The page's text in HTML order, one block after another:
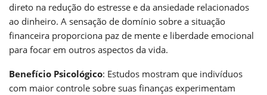
direto na redução do estresse e da ansiedade relacionados
ao dinheiro. A sensação de domínio sobre a situação
financeira proporciona paz de mente e liberdade emocional
para focar em outros aspectos da vida.
Benefício Psicológico: Estudos mostram que indivíduos
com maior controle sobre suas finanças experimentam